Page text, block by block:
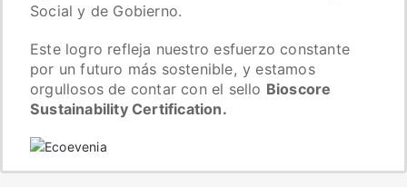
Social y de Gobierno.
Este logro refleja nuestro esfuerzo constante
por un futuro más sostenible, y estamos
orgullosos de contar con el sello Bioscore
Sustainability Certification.